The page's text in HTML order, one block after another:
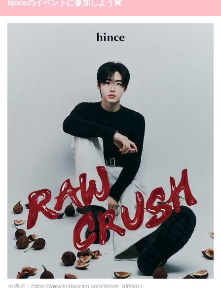
https://www.instagram.com/hince_official//